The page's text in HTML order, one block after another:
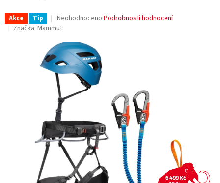
Akce Tip
Průměrné
hodnocení
je
0,0
z
5
hvězdiček.
Neohodnoceno Podrobnosti hodnocení
Značka: Mammut
6 499 Kč